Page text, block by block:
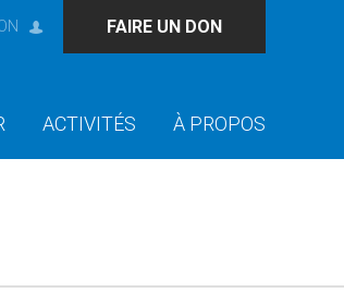
FAIRE UN DON
ACTIVITÉS À PROPOS